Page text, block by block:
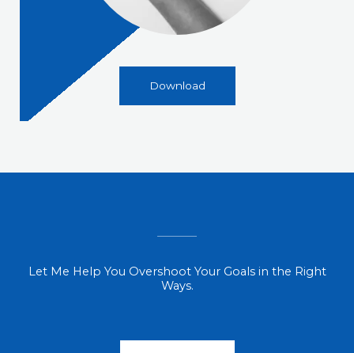
Download
Let Me Help You Overshoot Your Goals in the Right
Ways.